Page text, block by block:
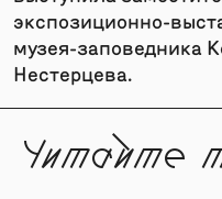
экспозиционно-
музея-заповедника
Нестерцева.
Читайте